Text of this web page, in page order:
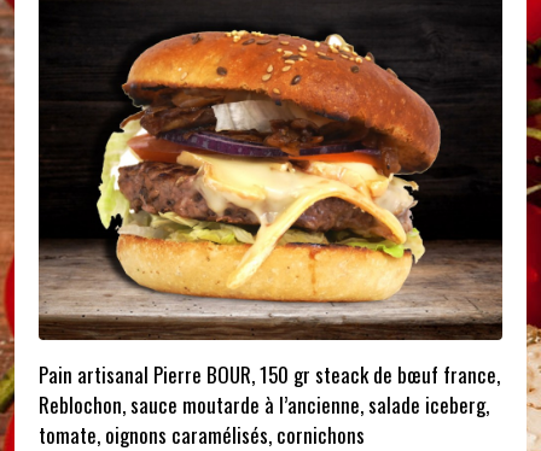
Pain artisanal Pierre BOUR, 150 gr steack de bœuf france,
Reblochon, sauce moutarde à l’ancienne, salade iceberg,
tomate, oignons caramélisés, cornichons